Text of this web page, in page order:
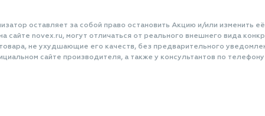
оставляет за собой право остановить Акцию и/или изменить
novex.ru, могут отличаться от реального внешнего вида
не ухудшающие его качеств, без предварительного
сайте производителя, а также у консультантов по